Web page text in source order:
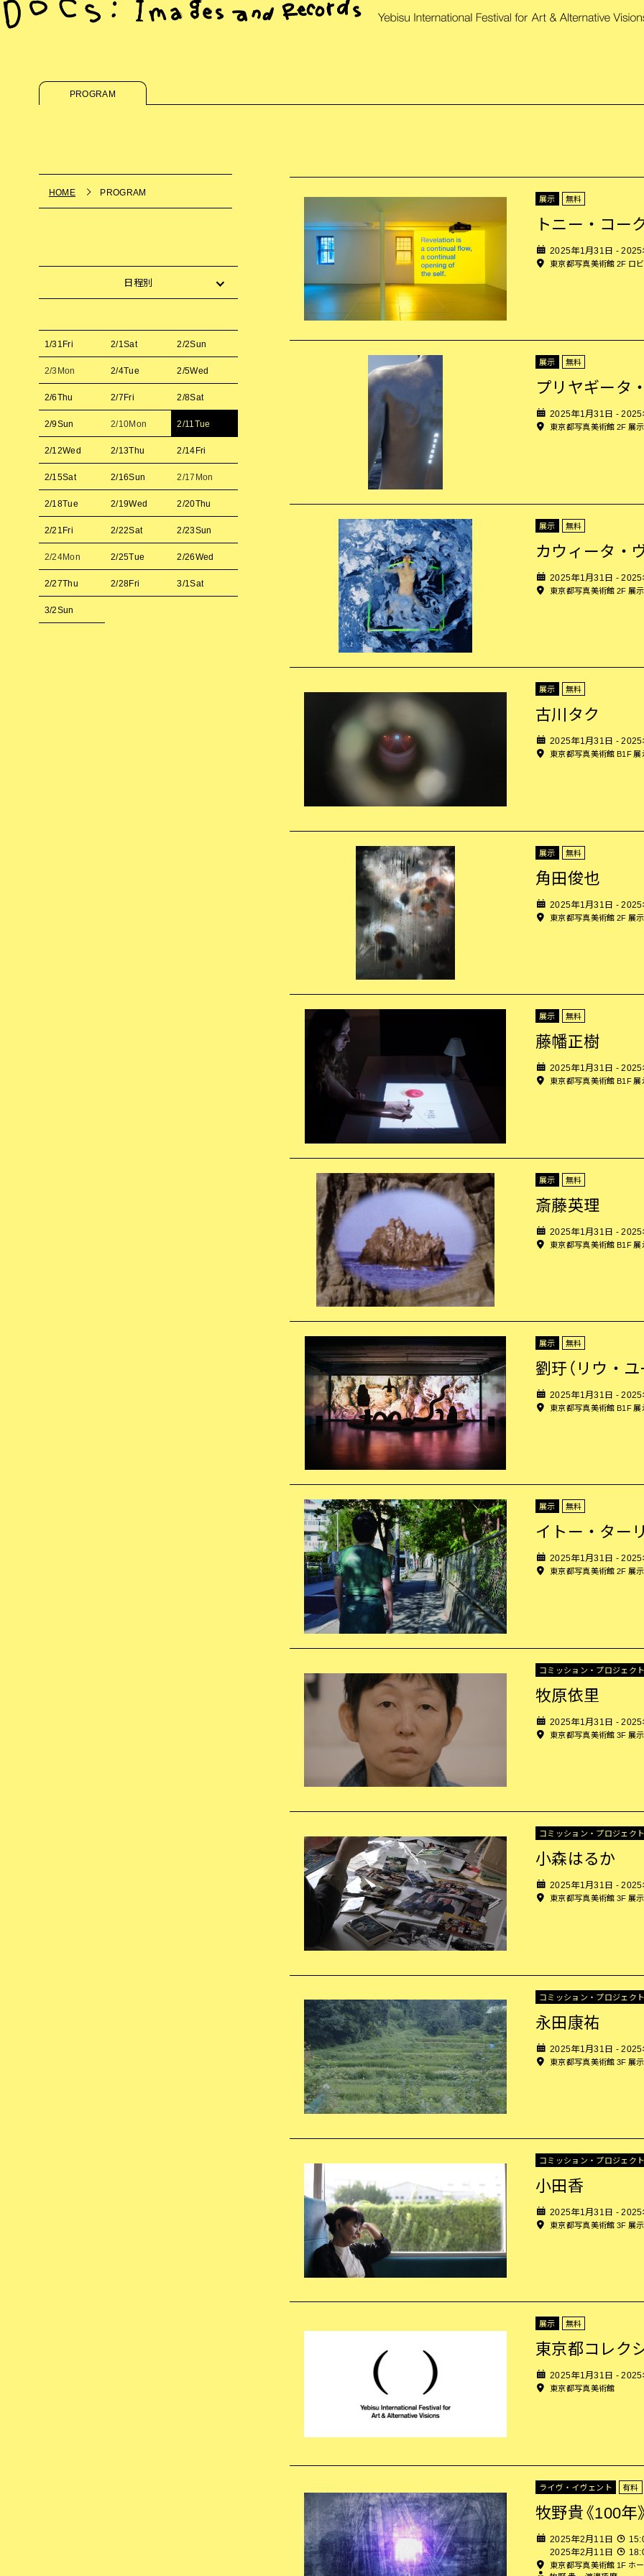
PROGRAM
HOME PROGRAM
日程別
1/31Fri 2/1Sat 2/2Sun
2/3Mon 2/4Tue 2/5Wed
2/6Thu 2/7Fri 2/8Sat
2/9Sun 2/10Mon 2/11Tue
2/12Wed 2/13Thu 2/14Fri
2/15Sat 2/16Sun 2/17Mon
2/18Tue 2/19Wed 2/20Thu
2/21Fri 2/22Sat 2/23Sun
2/24Mon 2/25Tue 2/26Wed
2/27Thu 2/28Fri 3/1Sat
3/2Sun
展示 無料
トニー・コー
2025年1月31日 - 2025
東京都写真美術館 2F ロ
展示 無料
プリヤギータ
2025年1月31日 - 2025
東京都写真美術館 2F 展
展示 無料
カウィータ・
2025年1月31日 - 2025
東京都写真美術館 2F 展
展示 無料
古川タク
2025年1月31日 - 2025
東京都写真美術館 B1F 展
展示 無料
角田俊也
2025年1月31日 - 2025
東京都写真美術館 2F 展
展示 無料
藤幡正樹
2025年1月31日 - 2025
東京都写真美術館 B1F 展
展示 無料
斎藤英理
2025年1月31日 - 2025
東京都写真美術館 B1F 展
展示 無料
劉玗（リウ・ユ
2025年1月31日 - 2025
東京都写真美術館 B1F 展
展示 無料
イトー・ターリ
2025年1月31日 - 2025
東京都写真美術館 2F 展
コミッション・プロジェクト
牧原依里
2025年1月31日 - 2025
東京都写真美術館 3F 展
コミッション・プロジェクト
小森はるか
2025年1月31日 - 2025
東京都写真美術館 3F 展
コミッション・プロジェクト
永田康祐
2025年1月31日 - 2025
東京都写真美術館 3F 展
コミッション・プロジェクト
小田香
2025年1月31日 - 2025
東京都写真美術館 3F 展
展示 無料
東京都コレク
2025年1月31日 - 2025
東京都写真美術館
ライヴ・イヴェント 有料
牧野貴《100
2025年2月11日
2025年2月11日
東京都写真美術館 1F ホ